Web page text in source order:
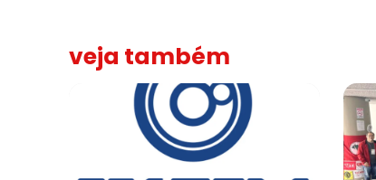
veja também
Sindicato leva reivindicações à TV TEM,